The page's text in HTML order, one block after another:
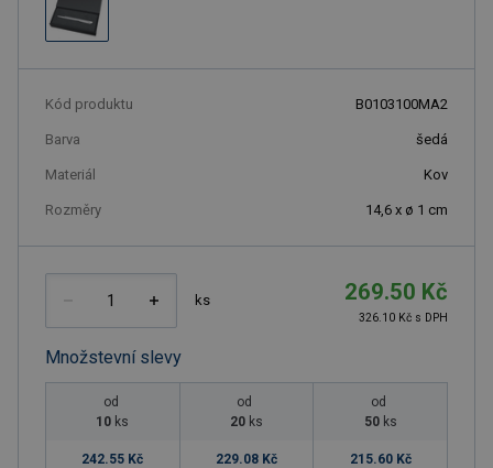
Kód produktu B0103100MA2
Barva šedá
Materiál Kov
Rozměry 14,6 x ø 1 cm
ks 269.50 Kč
326.10 Kč s DPH
Množstevní slevy
od
10 ks
242.55 Kč
od
20 ks
229.08 Kč
od
50 ks
215.60 Kč